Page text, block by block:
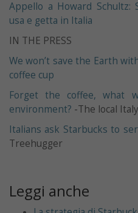
Appello a Howard Schultz:
usa e getta in Italia
IN THE PRESS
We won’t save the Earth
coffee cup
Forget the coffee, what
environment? -The local Italy
Italians ask Starbucks to
Treehugger
Leggi anche